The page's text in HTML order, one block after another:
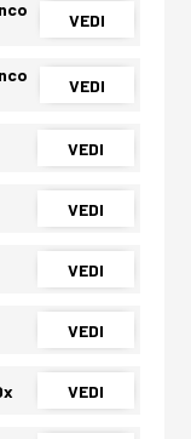
VEDI
VEDI
VEDI
VEDI
VEDI
VEDI
VEDI